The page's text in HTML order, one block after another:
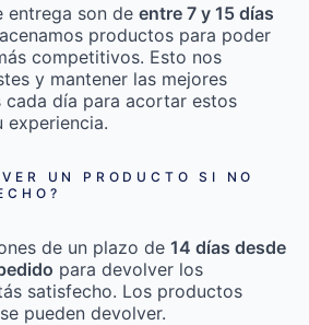
entrega son de entre 7 y 15 días
productos para poder
competitivos. Esto nos
y mantener las mejores
cada día para acortar estos
experiencia.
UN PRODUCTO SI NO
de un plazo de 14 días desde
para devolver los
satisfecho. Los productos
pueden devolver.